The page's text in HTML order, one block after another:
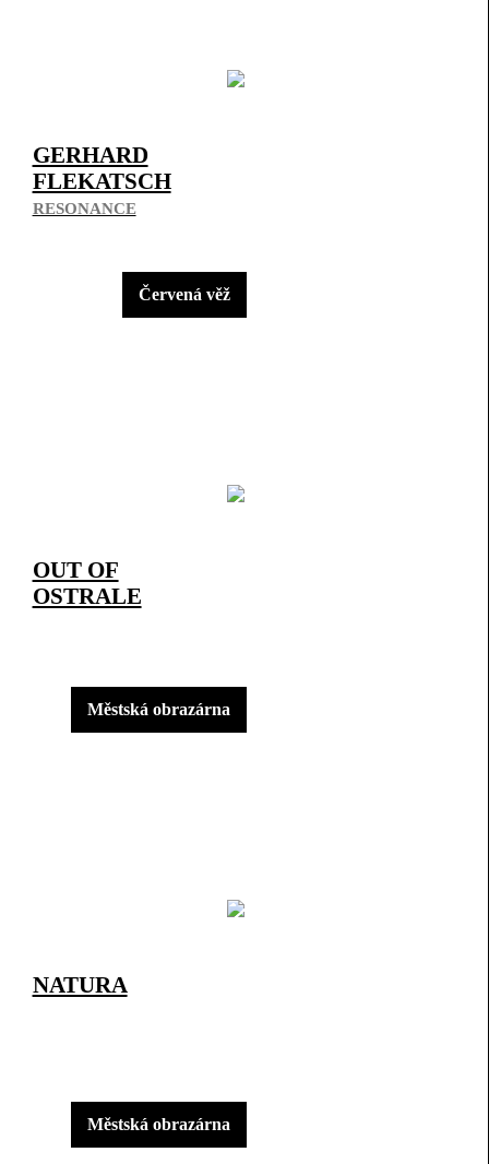
GERHARD
FLEKATSCH
RESONANCE
Červená věž
OUT OF
OSTRALE
Městská obrazárna
NATURA
Městská obrazárna